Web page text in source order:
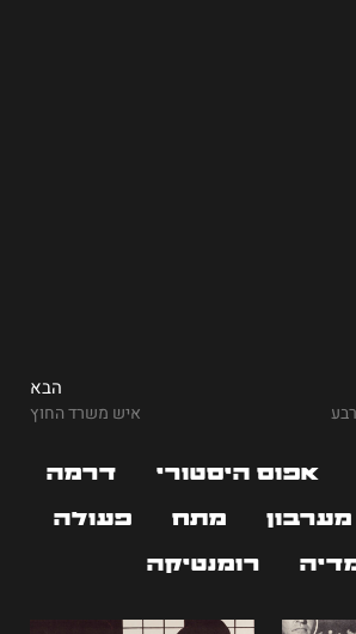
הבא
איש משרד החוץ
אפוס היסטורי דרמה
מערבון מתח פעולה
רומנטיקה